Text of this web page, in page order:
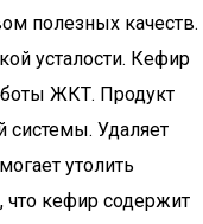
полезных качеств.
усталости. Кефир
ЖКТ. Продукт
системы. Удаляет
утолить
что кефир содержит